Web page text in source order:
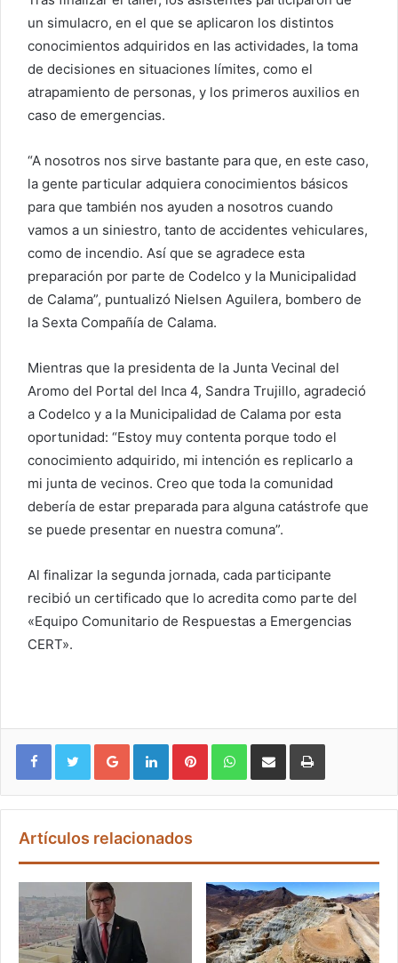
un simulacro, en el que se aplicaron los distintos
conocimientos adquiridos en las actividades, la toma
de decisiones en situaciones límites, como el
atrapamiento de personas, y los primeros auxilios en
caso de emergencias.
“A nosotros nos sirve bastante para que, en este caso,
la gente particular adquiera conocimientos básicos
para que también nos ayuden a nosotros cuando
vamos a un siniestro, tanto de accidentes vehiculares,
como de incendio. Así que se agradece esta
preparación por parte de Codelco y la Municipalidad
de Calama”, puntualizó Nielsen Aguilera, bombero de
la Sexta Compañía de Calama.
Mientras que la presidenta de la Junta Vecinal del
Aromo del Portal del Inca 4, Sandra Trujillo, agradeció
a Codelco y a la Municipalidad de Calama por esta
oportunidad: “Estoy muy contenta porque todo el
conocimiento adquirido, mi intención es replicarlo a
mi junta de vecinos. Creo que toda la comunidad
debería de estar preparada para alguna catástrofe que
se puede presentar en nuestra comuna”.
Al finalizar la segunda jornada, cada participante
recibió un certificado que lo acredita como parte del
«Equipo Comunitario de Respuestas a Emergencias
CERT».
Google+ LinkedIn Pinterest WhatsApp
Artículos relacionados